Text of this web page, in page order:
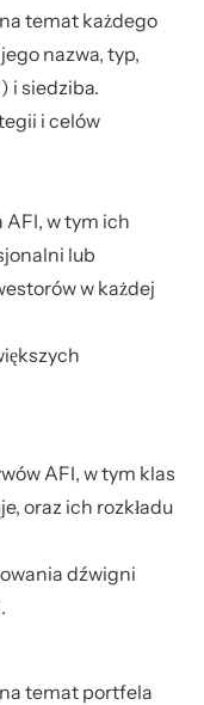
temat każdego
nazwa, typ,
i siedziba.
i celów
w tym ich
lub
w każdej
AFI, w tym klas
oraz ich rozkładu
dźwigni
temat portfela